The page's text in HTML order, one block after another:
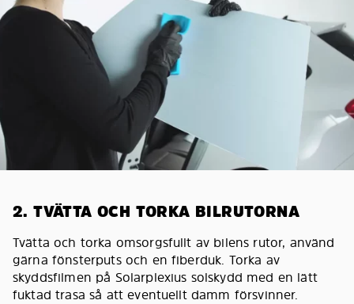
2. TVÄTTA OCH TORKA BILRUTORNA
Tvätta och torka omsorgsfullt av bilens rutor, använd
gärna fönsterputs och en fiberduk. Torka av
skyddsfilmen på Solarplexius solskydd med en lätt
fuktad trasa så att eventuellt damm försvinner.